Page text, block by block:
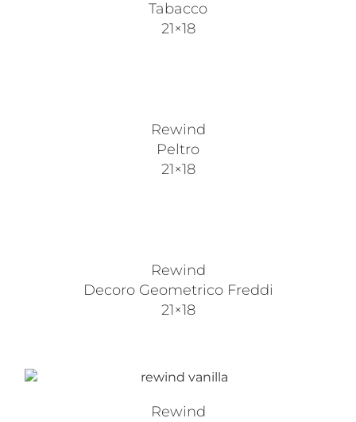
Tabacco
21×18
Rewind
Peltro
21×18
Rewind
Decoro Geometrico Freddi
21×18
Rewind